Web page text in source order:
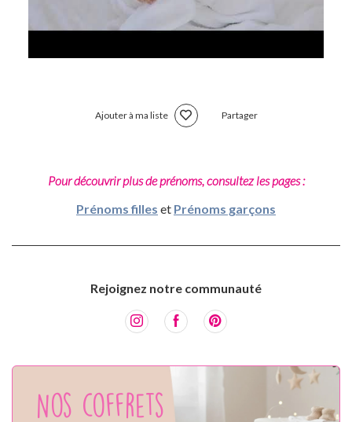
Ajouter à ma liste Partager
Pour découvrir plus de prénoms, consultez les pages :
Prénoms filles et Prénoms garçons
Rejoignez notre communauté
Nos coffrets